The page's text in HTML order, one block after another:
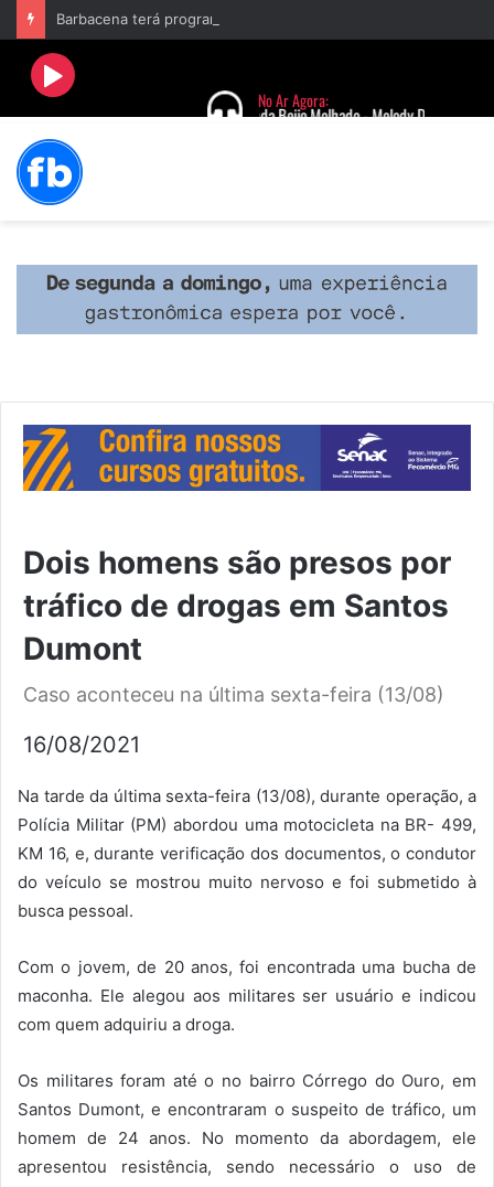
Dois homens são presos por
tráfico de drogas em Santos
Dumont
Caso aconteceu na última sexta-feira (13/08)
16/08/2021
Na tarde da última sexta-feira (13/08), durante operação, a
Polícia Militar (PM) abordou uma motocicleta na BR- 499,
KM 16, e, durante verificação dos documentos, o condutor
do veículo se mostrou muito nervoso e foi submetido à
busca pessoal.
Com o jovem, de 20 anos, foi encontrada uma bucha de
maconha. Ele alegou aos militares ser usuário e indicou
com quem adquiriu a droga.
Os militares foram até o no bairro Córrego do Ouro, em
Santos Dumont, e encontraram o suspeito de tráfico, um
homem de 24 anos. No momento da abordagem, ele
apresentou resistência, sendo necessário o uso de